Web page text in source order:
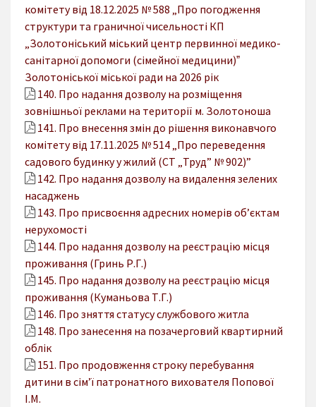
комітету від 18.12.2025 № 588 „Про погодження
структури та граничної чисельності КП
„Золотоніський міський центр первинної медико-
санітарної допомоги (сімейної медицини)ˮ
Золотоніської міської ради на 2026 рік
140. Про надання дозволу на розміщення
зовнішньої реклами на території м. Золотоноша
141. Про внесення змін до рішення виконавчого
комітету від 17.11.2025 № 514 „Про переведення
садового будинку у жилий (СТ „Труд” № 902)”
142. Про надання дозволу на видалення зелених
насаджень
143. Про присвоєння адресних номерів об’єктам
нерухомості
144. Про надання дозволу на реєстрацію місця
проживання (Гринь Р.Г.)
145. Про надання дозволу на реєстрацію місця
проживання (Куманьова Т.Г.)
146. Про зняття статусу службового житла
148. Про занесення на позачерговий квартирний
облік
151. Про продовження строку перебування
дитини в сім’ї патронатного вихователя Попової
І.М.